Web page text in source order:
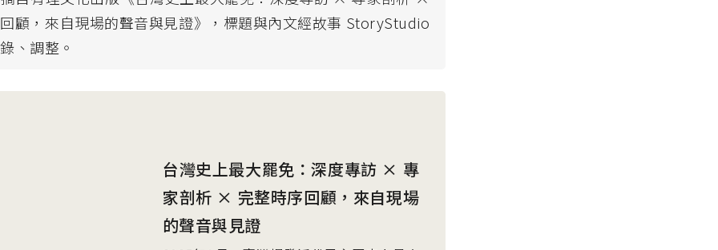
顧，來自現場的聲音與見證》，標題與內文經故事 StoryStudio
、調整。
台灣史上最大罷免：深度專訪 × 專
家剖析 × 完整時序回顧，來自現場
的聲音與見證